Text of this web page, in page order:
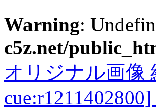
Warning:
c5z.net/
オリジナル画像
cue:r1211402800]